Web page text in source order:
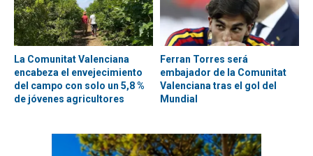
La Comunitat Valenciana
encabeza el envejecimiento
del campo con solo un 5,8 %
de jóvenes agricultores
Ferran Torres será
embajador de la Comunitat
Valenciana tras el gol del
Mundial